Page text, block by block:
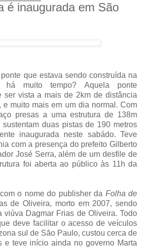
é inaugurada em São
que estava sendo construída na
há muito tempo? Aquela ponte
ser vista a mais de 2km de distância
e muito mais em um dia normal. Com
presas a uma estrutura de 138m
duas pistas de 190 metros
inaugurada neste sabádo. Teve
com a presença do prefeito Gilberto
José Serra, além de um desfile de
foi aberta ao público às 11h da
o nome do publisher da Folha de
de Oliveira, morto em 2007, sendo
viúva Dagmar Frias de Oliveira. Todo
deve facilitar o acesso de veículos
sul de São Paulo, custou cerca de
e teve início ainda no governo Marta